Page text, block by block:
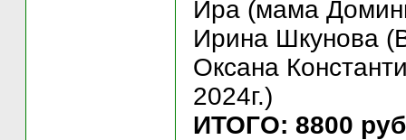
Ира (мама
Ирина Шкунова
Оксана
2024г.)
ИТОГО: 8800